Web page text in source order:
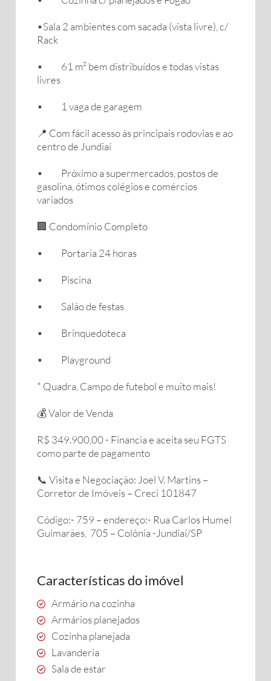
•Sala 2 ambientes com sacada (vista livre), c/
Rack
• 61 m² bem distribuídos e todas vistas
livres
• 1 vaga de garagem
📍 Com fácil acesso às principais rodovias e ao
centro de Jundiaí
• Próximo a supermercados, postos de
gasolina, ótimos colégios e comércios
variados
🏢 Condomínio Completo
• Portaria 24 horas
• Piscina
• Salão de festas
• Brinquedoteca
• Playground
* Quadra, Campo de futebol e muito mais!
💰 Valor de Venda
R$ 349.900,00 - Financia e aceita seu FGTS
como parte de pagamento
📞 Visita e Negociação: Joel V. Martins –
Corretor de Imóveis – Creci 101847
Código:- 759 – endereço:- Rua Carlos Humel
Guimarães, 705 – Colônia -Jundiaí/SP
Características do imóvel
Armário na cozinha
Armários planejados
Cozinha planejada
Lavanderia
Sala de estar